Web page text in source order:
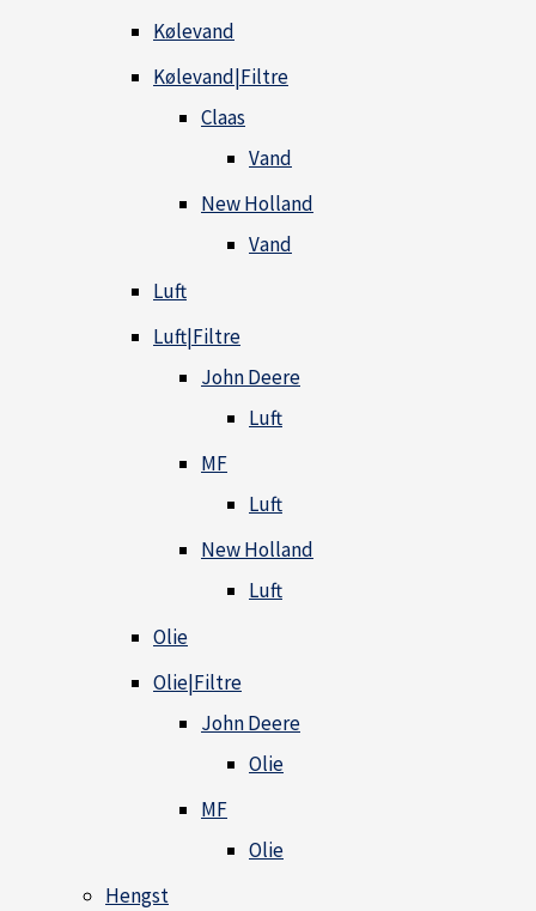
Kølevand
Kølevand|Filtre
Claas
Vand
New Holland
Vand
Luft
Luft|Filtre
John Deere
Luft
MF
Luft
New Holland
Luft
Olie
Olie|Filtre
John Deere
Olie
MF
Olie
Hengst